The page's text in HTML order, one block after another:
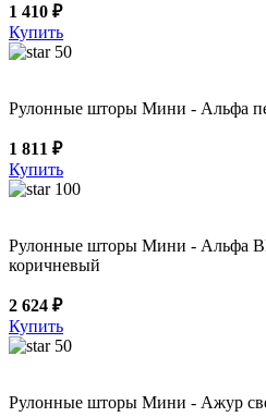
1 410 ₽
Купить
50
Рулонные шторы Мини - Альфа
1 811 ₽
Купить
100
Рулонные шторы Мини - Альфа
коричневый
2 624 ₽
Купить
50
Рулонные шторы Мини - Ажур